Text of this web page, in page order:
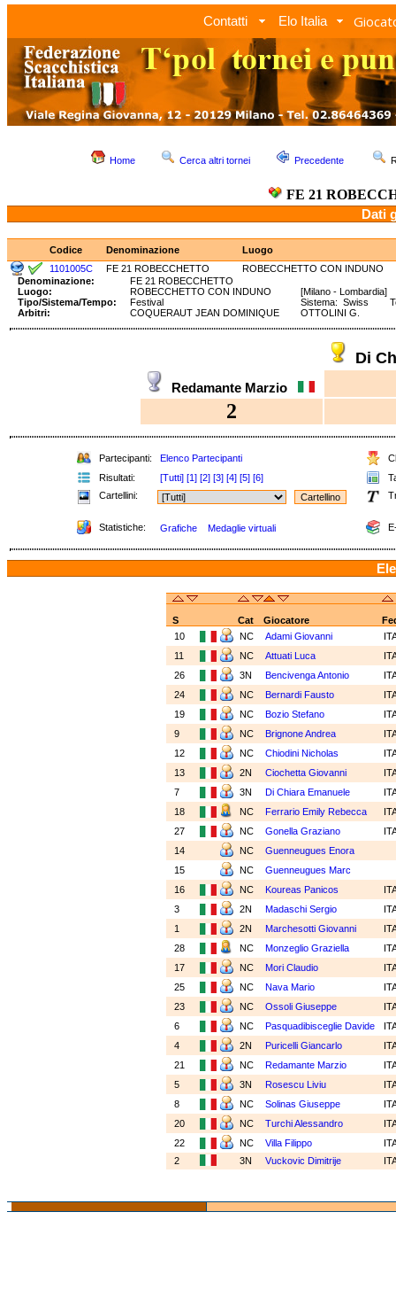
Contatti Elo Italia
Home Cerca altri tornei Precedente
FE 21
Dati
Codice Denominazione
Luogo
1101005C
FE 21 ROBECCHETTO
ROBECCHETTO CON INDUNO
Denominazione:
FE 21 ROBECCHETTO
Luogo:
ROBECCHETTO CON INDUNO
[Milano - Lombardia]
Tipo/Sistema/Tempo:
Festival
Sistema: Swiss
Arbitri:
COQUERAUT JEAN DOMINIQUE OTTOLINI G.
Di
Redamante Marzio
2
Partecipanti: Elenco Partecipanti
Risultati:
[Tutti] [1] [2] [3] [4] [5] [6]
Cartellini:
Statistiche: Grafiche Medaglie virtuali
S Cat Giocatore
10
NC Adami Giovanni
11
NC Attuati Luca
26
3N Bencivenga Antonio
24
NC Bernardi Fausto
19
NC Bozio Stefano
9
NC Brignone Andrea
12
NC Chiodini Nicholas
13
2N Ciochetta Giovanni
7
3N Di Chiara Emanuele
18
NC Ferrario Emily Rebecca
27
NC Gonella Graziano
14
NC
Guenneugues Enora
15
NC
Guenneugues Marc
16
NC Koureas Panicos
3
2N Madaschi Sergio
1
2N Marchesotti Giovanni
28
NC Monzeglio Graziella
17
NC Mori Claudio
25
NC Nava Mario
23
NC Ossoli Giuseppe
6
NC Pasquadibisceglie Davide
4
2N Puricelli Giancarlo
21
NC Redamante Marzio
5
3N Rosescu Liviu
8
NC Solinas Giuseppe
20
NC Turchi Alessandro
22
NC Villa Filippo
2
3N Vuckovic Dimitrije